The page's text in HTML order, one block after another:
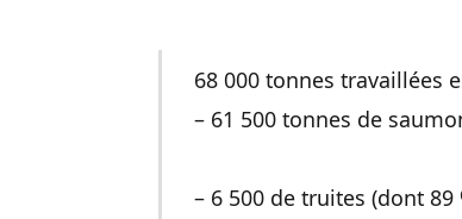
68 000 tonnes travaillées
– 61 500 tonnes de
– 6 500 de truites (dont 89